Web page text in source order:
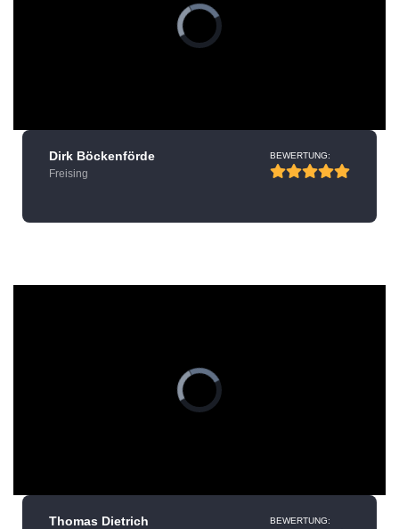
Dirk Böckenförde
Freising
BEWERTUNG:
Thomas Dietrich BEWERTUNG: